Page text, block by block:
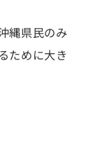
縄県民のみ
ために大き